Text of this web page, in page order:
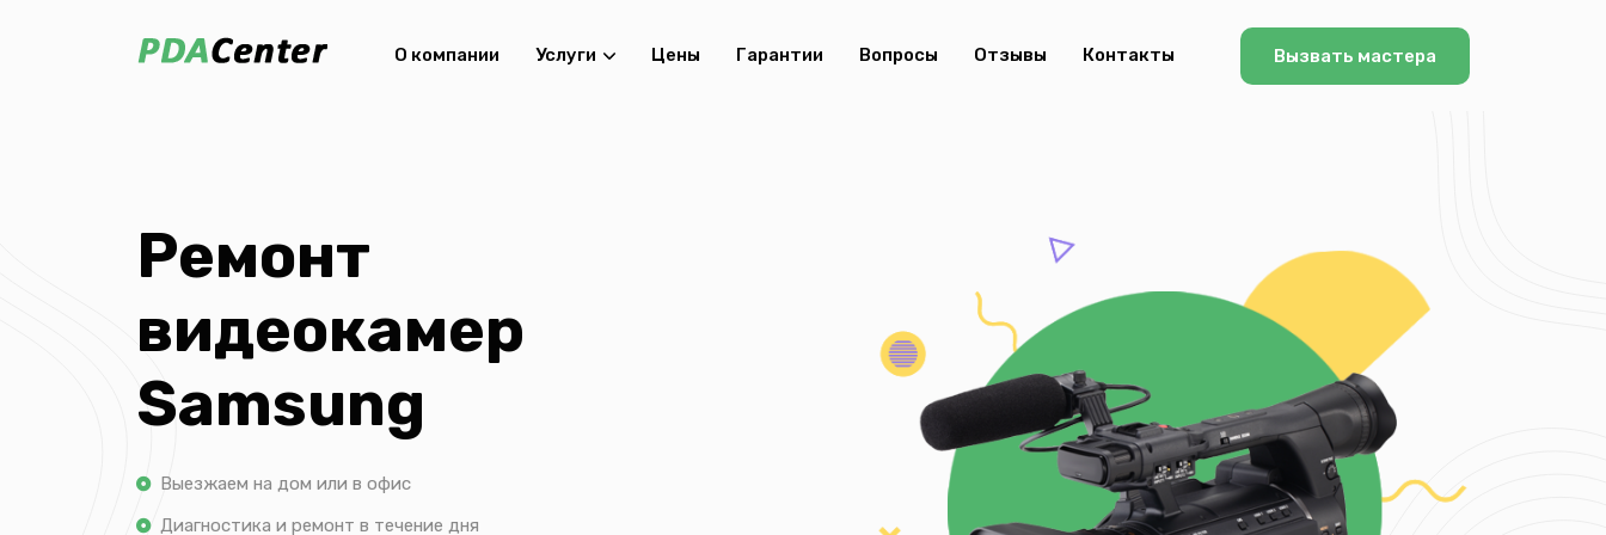
О компании Услуги Цены Гарантии Вопросы Отзывы Контакты Вызвать мастера
Ремонт
видеокамер
Samsung
Выезжаем на дом или в офис
Диагностика и ремонт в течение дня